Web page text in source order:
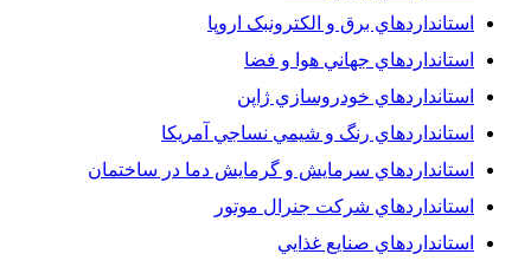
استانداردهاي برق و الکترونبک اروپا
استانداردهاي جهاني هوا و فضا
استانداردهاي خودروسازي ژاپن
استانداردهاي رنگ و شيمي نساجي آمريکا
استانداردهاي سرمايش و گرمايش دما در ساختمان
استانداردهاي شرکت جنرال موتور
استانداردهاي صنايع غذايي